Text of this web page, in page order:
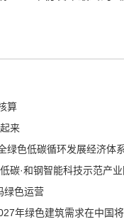
算
来
绿色低碳循环发展经济体
碳·和钢智能科技示范产
绿色运营
年绿色建筑需求在中国